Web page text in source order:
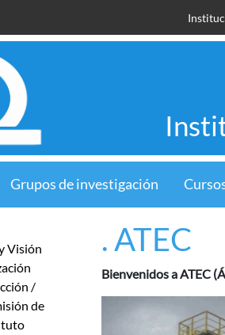
Grupos de investigación
Visión
/
de
. ATEC
Bienvenidos a ATEC